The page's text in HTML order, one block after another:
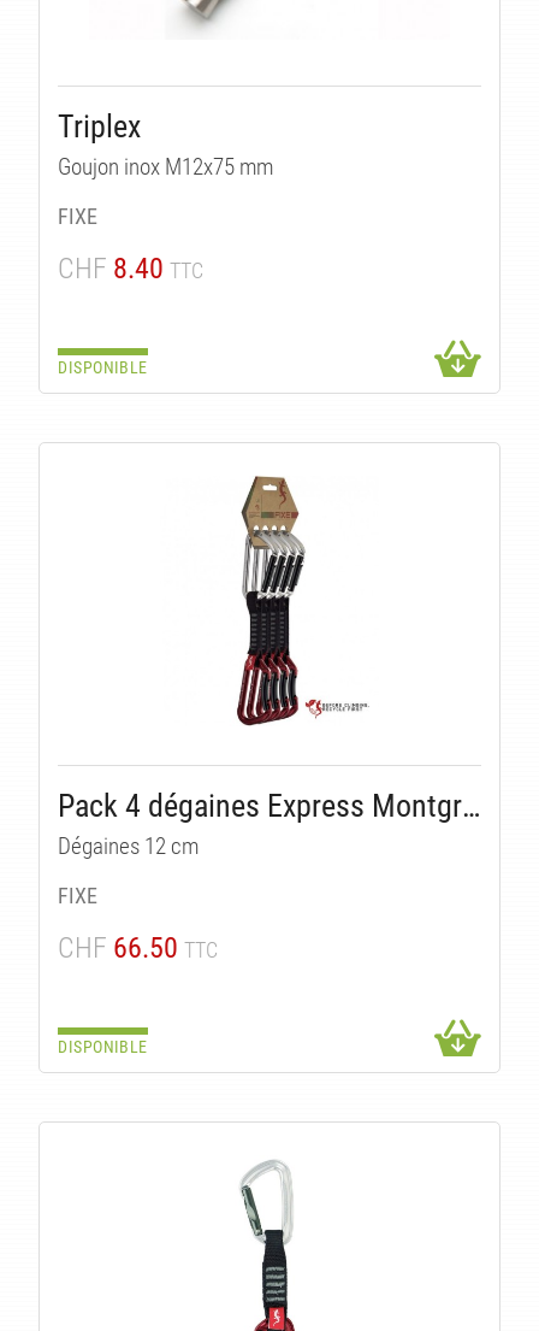
Triplex
Goujon inox M12x75 mm
FIXE
CHF 8.40 TTC
DISPONIBLE
Pack 4 dégaines Express Montgrony
Dégaines 12 cm
FIXE
CHF 66.50 TTC
DISPONIBLE